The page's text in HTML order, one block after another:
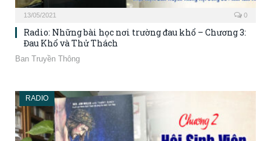
13/05/2021 0
Radio: Những bài học nơi trường đau khổ – Chương 3:
Đau Khổ và Thử Thách
Ban Truyền Thông
RADIO